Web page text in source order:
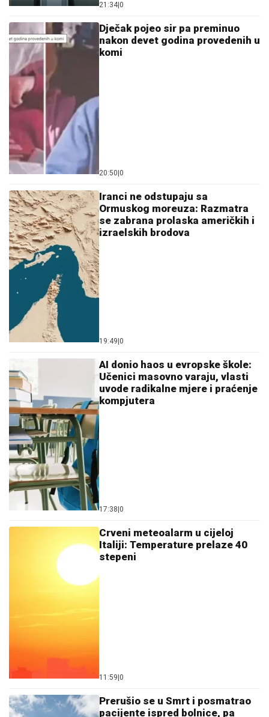
21:34 0
Dječak pojeo sir pa preminuo
nakon devet godina provedenih u
komi
20:50 0
Iranci ne odstupaju sa
Ormuskog moreuza: Razmatra
se zabrana prolaska američkih i
izraelskih brodova
19:49 0
AI donio haos u evropske škole:
Učenici masovno varaju, vlasti
uvode radikalne mjere i praćenje
kompjutera
17:38 0
Crveni meteoalarm u cijeloj
Italiji: Temperature prelaze 40
stepeni
11:59 0
Prerušio se u Smrt i posmatrao
pacijente ispred bolnice, pa